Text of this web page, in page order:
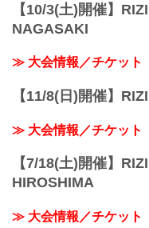
【10/3(土)開催】
NAGASAKI
≫ 大会情報／チケット
【11/8(日)開催】
≫ 大会情報／チケット
【7/18(土)開催】
HIROSHIMA
≫ 大会情報／チケット